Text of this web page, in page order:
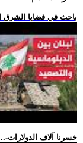
.. باحث في قضايا الشرق
.. -خسرنا آلاف